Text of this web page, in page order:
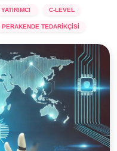
YATIRIMCI C-LEVEL
PERAKENDE TEDARİKÇİSİ